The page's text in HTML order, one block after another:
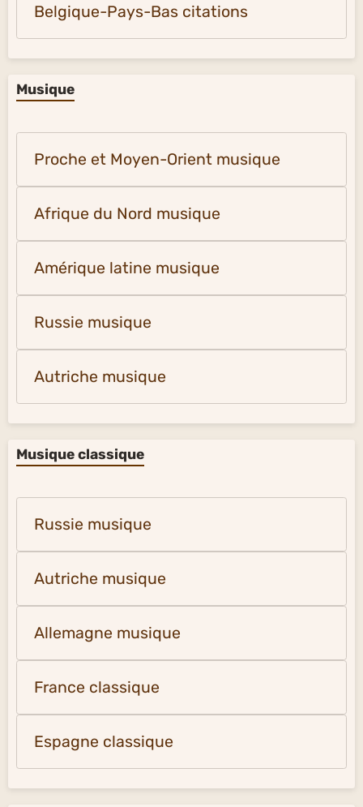
Belgique-Pays-Bas citations
Musique
Proche et Moyen-Orient musique
Afrique du Nord musique
Amérique latine musique
Russie musique
Autriche musique
Musique classique
Russie musique
Autriche musique
Allemagne musique
France classique
Espagne classique